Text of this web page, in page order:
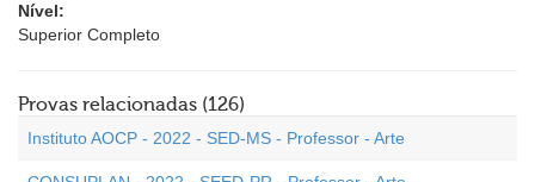
Nível:
Superior Completo
Provas relacionadas (126)
Instituto AOCP - 2022 - SED-MS - Professor - Arte